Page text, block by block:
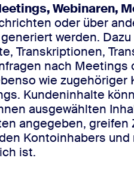
Webinaren,
oder über
generiert werden.
Transkriptionen,
nach Meetings
wie
Kundeninhalte
ausgewählten
angegeben,
Kontoinhabers
ist.